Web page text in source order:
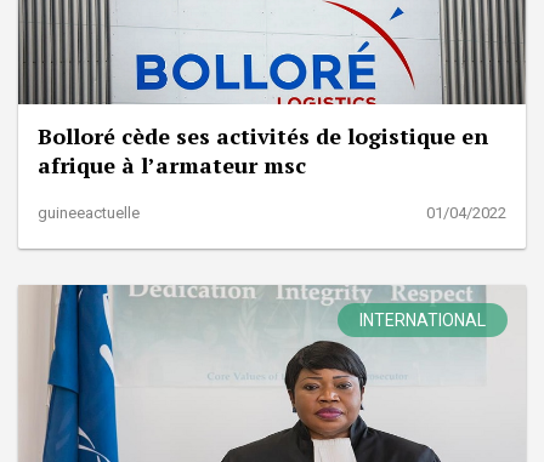
Bolloré cède ses activités de logistique en
afrique à l’armateur msc
guineeactuelle 01/04/2022
INTERNATIONAL